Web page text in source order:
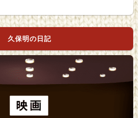
久保明の日記